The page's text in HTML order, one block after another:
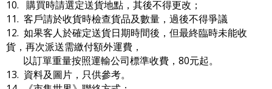
10. 購買時請選定送貨地點，其後不得更改；
11. 客戶請於收貨時檢查貨品及數量，過後不得爭議
12. 如果客人於確定送貨日期時間後，但最終臨時未能收
貨，再次派送需繳付額外運費，
以訂單重量按照運輸公司標準收費，80元起。
13. 資料及圖片，只供參考。